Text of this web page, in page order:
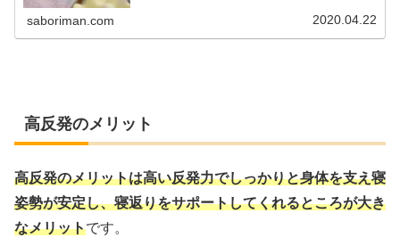
saboriman.com 2020.04.22
高反発のメリット
高反発のメリットは高い反発力でしっかりと身体を支え寝
姿勢が安定し、寝返りをサポートしてくれるところが大き
なメリットです。